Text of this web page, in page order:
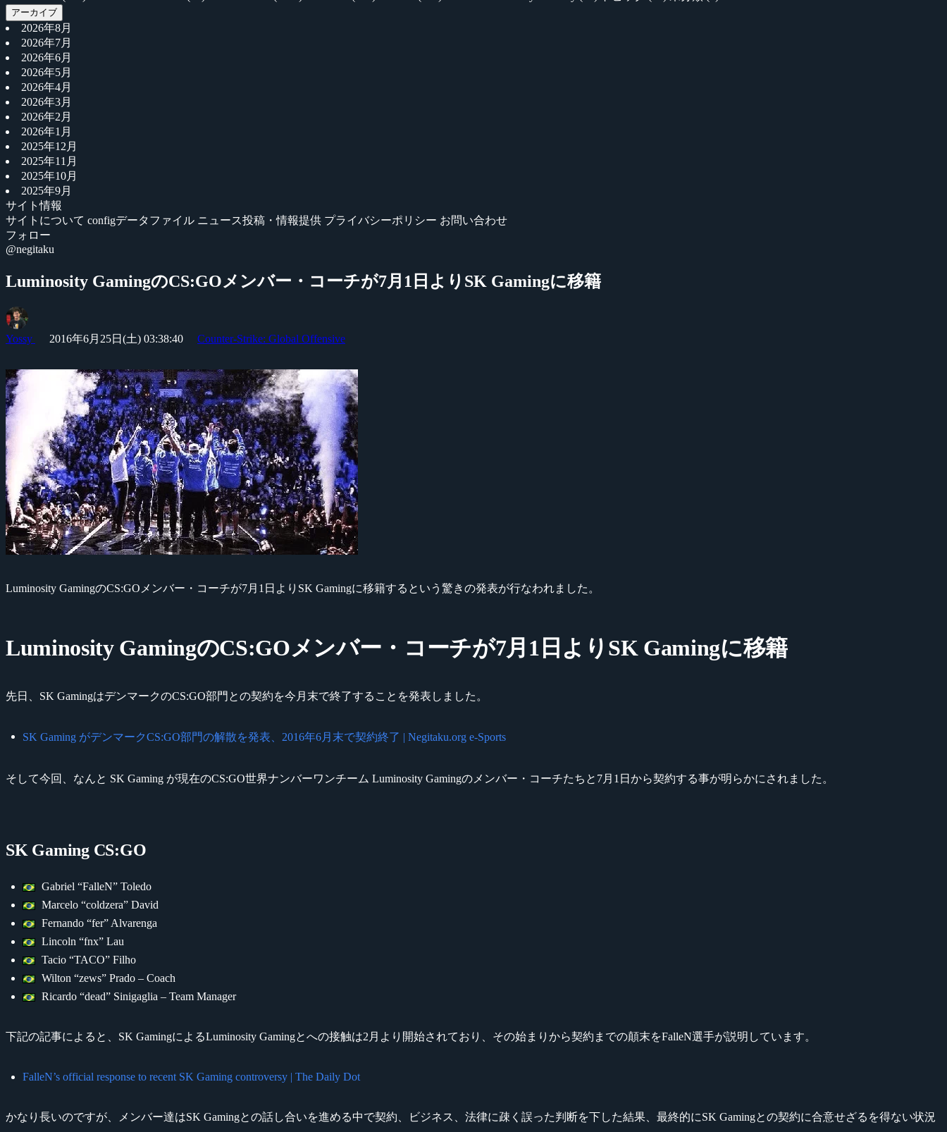
アーカイブ
2026年8月
2026年7月
2026年6月
2026年5月
2026年4月
2026年3月
2026年2月
2026年1月
2025年12月
2025年11月
2025年10月
2025年9月
サイト情報
サイトについて configデータファイル ニュース投稿・情報提供 プライバシーポリシー お問い合わせ
フォロー
@negitaku
Luminosity GamingのCS:GOメンバー・コーチが7月1日よりSK Gamingに移籍
Yossy 2016年6月25日(土) 03:38:40 Counter-Strike: Global Offensive
Luminosity GamingのCS:GOメンバー・コーチが7月1日よりSK Gamingに移籍するという驚きの発表が行なわれました。
Luminosity GamingのCS:GOメンバー・コーチが7月1日よりSK Gamingに移籍
先日、SK GamingはデンマークのCS:GO部門との契約を今月末で終了することを発表しました。
SK Gaming がデンマークCS:GO部門の解散を発表、2016年6月末で契約終了 | Negitaku.org e-Sports
そして今回、なんと SK Gaming が現在のCS:GO世界ナンバーワンチーム Luminosity Gamingのメンバー・コーチたちと7月1日から契約する事が明らかにされました。
SK Gaming CS:GO
Gabriel “FalleN” Toledo
Marcelo “coldzera” David
Fernando “fer” Alvarenga
Lincoln “fnx” Lau
Tacio “TACO” Filho
Wilton “zews” Prado – Coach
Ricardo “dead” Sinigaglia – Team Manager
下記の記事によると、SK GamingによるLuminosity Gamingとへの接触は2月より開始されており、その始まりから契約までの顛末をFalleN選手が説明しています。
FalleN’s official response to recent SK Gaming controversy | The Daily Dot
かなり長いのですが、メンバー達はSK Gamingとの話し合いを進める中で契約、ビジネス、法律に疎く誤った判断を下した結果、最終的にSK Gamingとの契約に合意せざるを得ない状況